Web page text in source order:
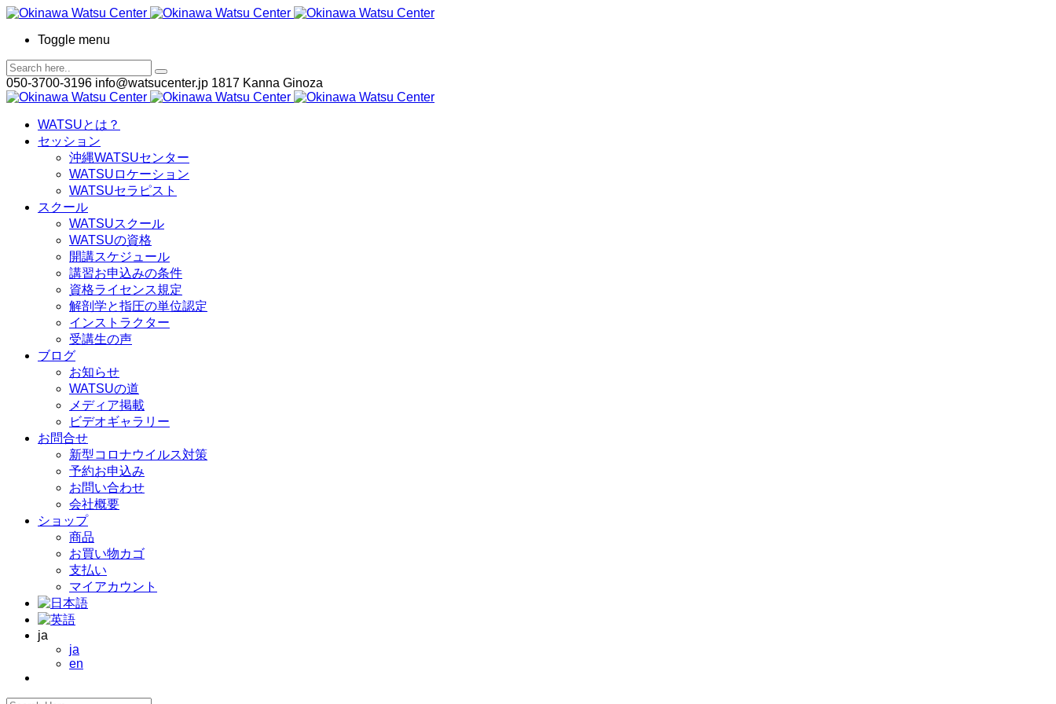
Toggle menu
050-3700-3196 info@watsucenter.jp 1817 Kanna Ginoza
WATSUとは？
セッション
沖縄WATSUセンター
WATSUロケーション
WATSUセラピスト
スクール
WATSUスクール
WATSUの資格
開講スケジュール
講習お申込みの条件
資格ライセンス規定
解剖学と指圧の単位認定
インストラクター
受講生の声
ブログ
お知らせ
WATSUの道
メディア掲載
ビデオギャラリー
お問合せ
新型コロナウイルス対策
予約お申込み
お問い合わせ
会社概要
ショップ
商品
お買い物カゴ
支払い
マイアカウント
ja
ja
en